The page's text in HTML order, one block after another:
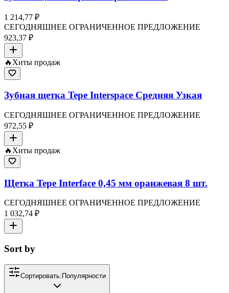
1 214,77 ₽
СЕГОДНЯШНЕЕ ОГРАНИЧЕННОЕ ПРЕДЛОЖЕНИЕ
923,37 ₽
🔥Хиты продаж
Зубная щетка Tepe Interspace Средняя Узкая
СЕГОДНЯШНЕЕ ОГРАНИЧЕННОЕ ПРЕДЛОЖЕНИЕ
972,55 ₽
🔥 Хиты продаж
Щетка Tepe Interface 0,45 мм оранжевая 8 шт.
СЕГОДНЯШНЕЕ ОГРАНИЧЕННОЕ ПРЕДЛОЖЕНИЕ
1 032,74 ₽
Sort by
Сортировать: Популярности